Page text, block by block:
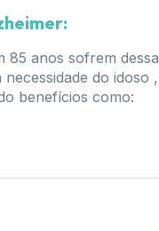
85 anos sofrem
do idoso
benefícios como: